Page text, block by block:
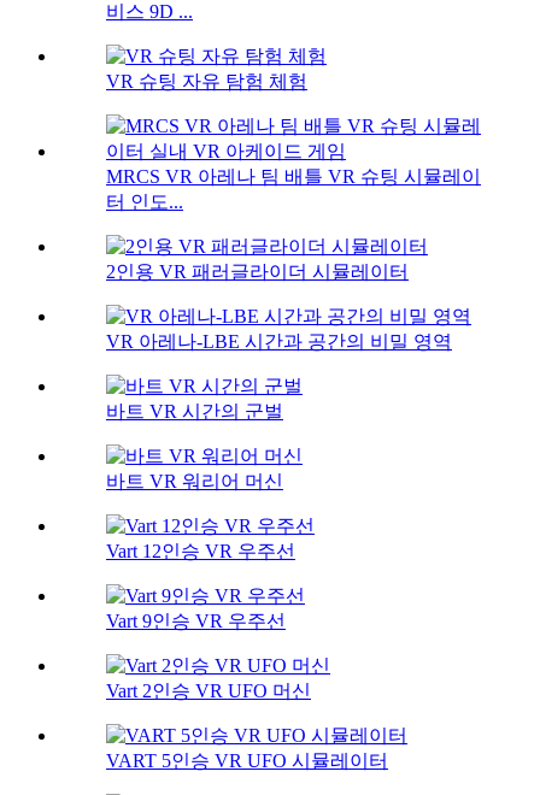
비스 9D ...
VR 슈팅 자유 탐험 체험
MRCS VR 아레나 팀 배틀 VR 슈팅 시뮬레이
터 인도...
2인용 VR 패러글라이더 시뮬레이터
VR 아레나-LBE 시간과 공간의 비밀 영역
바트 VR 시간의 군벌
바트 VR 워리어 머신
Vart 12인승 VR 우주선
Vart 9인승 VR 우주선
Vart 2인승 VR UFO 머신
VART 5인승 VR UFO 시뮬레이터